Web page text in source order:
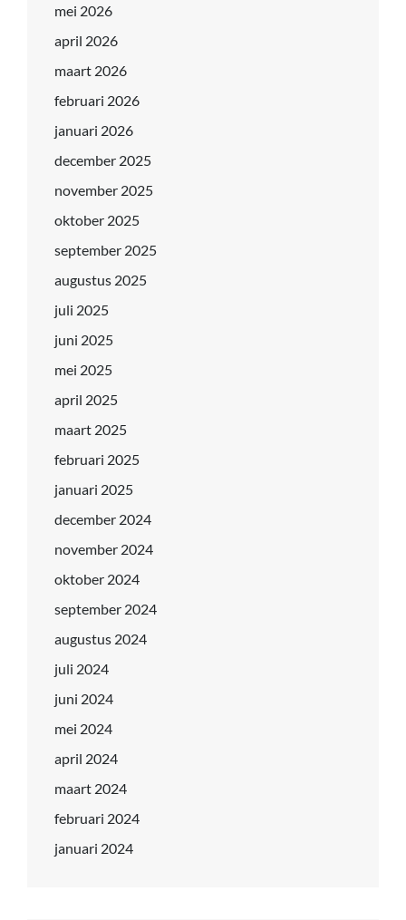
mei 2026
april 2026
maart 2026
februari 2026
januari 2026
december 2025
november 2025
oktober 2025
september 2025
augustus 2025
juli 2025
juni 2025
mei 2025
april 2025
maart 2025
februari 2025
januari 2025
december 2024
november 2024
oktober 2024
september 2024
augustus 2024
juli 2024
juni 2024
mei 2024
april 2024
maart 2024
februari 2024
januari 2024